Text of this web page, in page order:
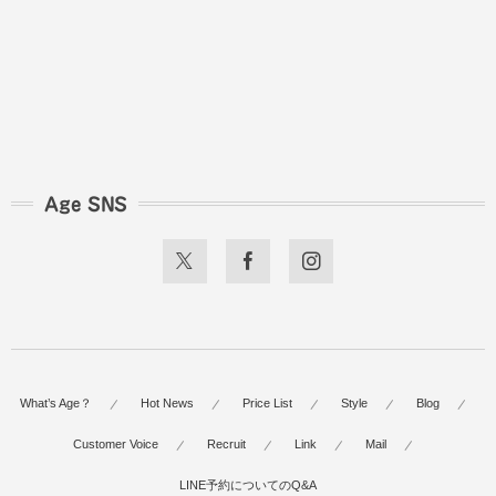
Age SNS
What’s Age？ Hot News Price List Style Blog
Customer Voice Recruit Link Mail
LINE予約についてのQ&A